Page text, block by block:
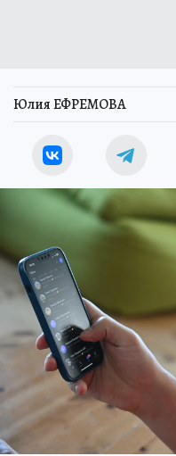
Юлия ЕФРЕМОВА